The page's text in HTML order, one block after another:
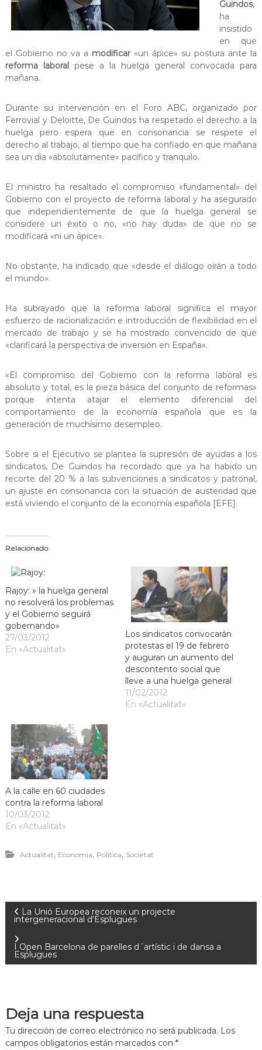
a
t
Guindos,
ha
insistido
en que
el Gobierno no va a modificar«un ápice» su postura ante la
reforma laboralpese a la huelga general convocada para
mañana.
Durante su intervención en el Foro ABC, organizado por
Ferrovial y Deloitte, De Guindos ha respetado el derecho a la
huelga pero espera que en consonancia se respete el
derecho al trabajo, al tiempo que ha confiado en que mañana
sea un día «absolutamente» pacífico y tranquilo.
El ministro ha resaltado el compromiso «fundamental» del
Gobierno con el proyecto de reforma laboral y ha asegurado
que independientemente de que la huelga general se
considere un éxito o no, «no hay duda» de que no se
modificará «ni un ápice».
No obstante, ha indicado que «desde el diálogo oirán a todo
el mundo».
Ha subrayado que la reforma laboral significa el mayor
esfuerzo de racionalización e introducción de flexibilidad en el
mercado de trabajo y se ha mostrado convencido de que
«clarificará la perspectiva de inversión en España».
«El compromiso del Gobierno con la reforma laboral es
absoluto y total, es la pieza básica del conjunto de reformas»
porque intenta atajar el elemento diferencial del
comportamiento de la economía española que es la
generación de muchísimo desempleo.
Sobre si el Ejecutivo se plantea la supresión de ayudas a los
sindicatos, De Guindos ha recordado que ya ha habido un
recorte del 20 % a las subvenciones a sindicatos y patronal,
un ajuste en consonancia con la situación de austeridad que
está viviendo el conjunto de la economía española [EFE].
Relacionado
Rajoy: » la huelga general
no resolverá los problemas
y el Gobierno seguirá
gobernando»
27/03/2012
En «Actualitat»
Los sindicatos convocarán
protestas el 19 de febrero
y auguran un aumento del
descontento social que
lleve a una huelga general
11/02/2012
En «Actualitat»
A la calle en 60 ciudades
contra la reforma laboral
10/03/2012
En «Actualitat»
Actualitat, Economia, Política, Societat
La Unió Europea reconeix un projecte
intergeneracional d’Esplugues
I Open Barcelona de parelles d´artístic i de dansa a
Esplugues
Deja una respuesta
Tu dirección de correo electrónico no será publicada. Los
campos obligatorios están marcados con *